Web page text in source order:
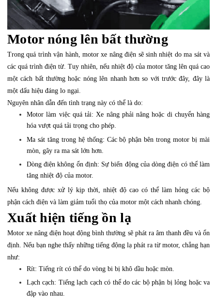
Motor nóng lên bất thường
Trong quá trình vận hành, motor xe nâng điện sẽ sinh nhiệt do ma sát và
các quá trình điện từ. Tuy nhiên, nếu nhiệt độ của motor tăng lên quá cao
một cách bất thường hoặc nóng lên nhanh hơn so với trước đây, đây là
một dấu hiệu đáng lo ngại.
Nguyên nhân dẫn đến tình trạng này có thể là do:
Motor làm việc quá tải: Xe nâng phải nâng hoặc di chuyển hàng
hóa vượt quá tải trọng cho phép.
Ma sát tăng trong hệ thống: Các bộ phận bên trong motor bị mài
mòn, gây ra ma sát lớn hơn.
Dòng điện không ổn định: Sự biến động của dòng điện có thể làm
tăng nhiệt độ của motor.
Nếu không được xử lý kịp thời, nhiệt độ cao có thể làm hỏng các bộ
phận cách điện và làm giảm tuổi thọ của motor một cách nhanh chóng.
Xuất hiện tiếng ồn lạ
Motor xe nâng điện hoạt động bình thường sẽ phát ra âm thanh đều và ổn
định. Nếu bạn nghe thấy những tiếng động lạ phát ra từ motor, chẳng hạn
như:
Rít: Tiếng rít có thể do vòng bi bị khô dầu hoặc mòn.
Lạch cạch: Tiếng lạch cạch có thể do các bộ phận bị lỏng hoặc va
đập vào nhau.